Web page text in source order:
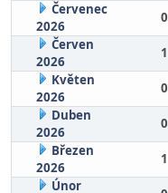
Červenec
2026
0
Červen
2026
1
Květen
2026
0
Duben
2026
0
Březen
2026
1
Únor